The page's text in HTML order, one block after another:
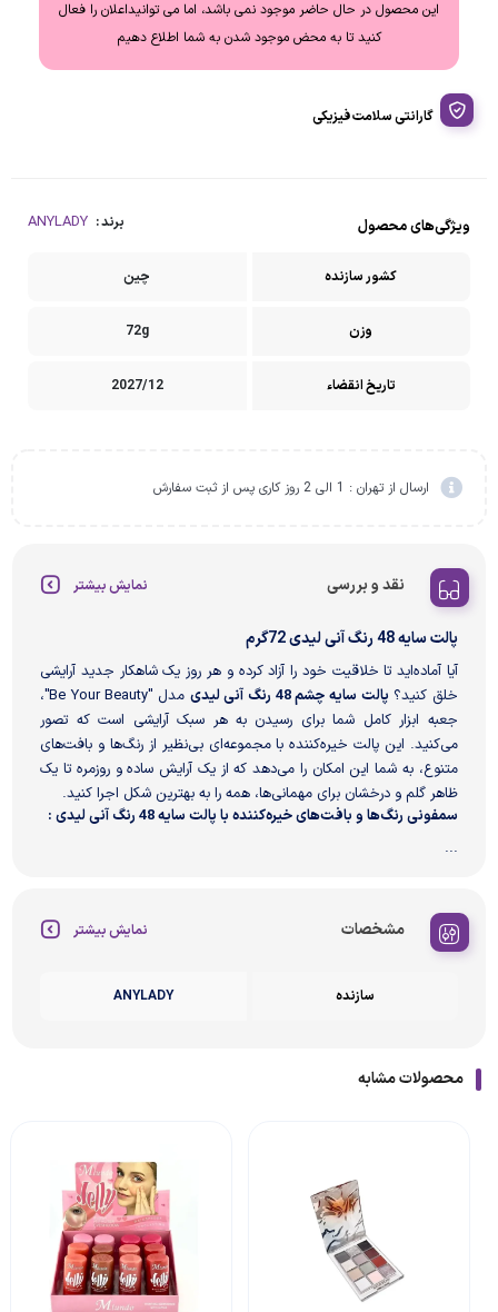
این محصول در حال حاضر موجود نمی باشد، اما می توانیداعلان را فعال
کنید تا به محض موجود شدن به شما اطلاع دهیم
گارانتی سلامت فیزیکی
برند : ANYLADY ویژگی‌های محصول
کشور سازنده چین
وزن 72g
تاریخ انقضاء 2027/12
ارسال از تهران : 1 الی 2 روز کاری پس از ثبت سفارش
نقد و بررسی نمایش بیشتر
پالت سایه 48 رنگ آنی لیدی 72گرم
آیا آماده‌اید تا خلاقیت خود را آزاد کرده و هر روز یک شاهکار جدید آرایشی
خلق کنید؟ پالت سایه چشم 48 رنگ آنی لیدی
مدل "Be Your Beauty"،
جعبه ابزار کامل شما برای رسیدن به هر سبک آرایشی است که تصور
می‌کنید. این پالت خیره‌کننده با مجموعه‌ای بی‌نظیر از رنگ‌ها و بافت‌های
متنوع، به شما این امکان را می‌دهد که از یک آرایش ساده و روزمره تا یک
ظاهر گلم و درخشان برای مهمانی‌ها، همه را به بهترین شکل اجرا کنید.
سمفونی رنگ‌ها و بافت‌های خیره‌کننده با پالت سایه 48 رنگ آنی لیدی :
...
مشخصات نمایش بیشتر
سازنده ANYLADY
محصولات مشابه